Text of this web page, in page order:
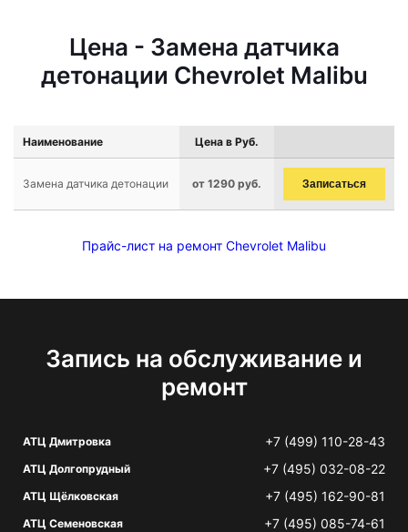
Цена - Замена датчика
детонации Chevrolet Malibu
Наименование Цена в Руб.
Замена датчика детонации от 1290 руб. Записаться
Прайс-лист на ремонт Chevrolet Malibu
Запись на обслуживание и
ремонт
АТЦ Дмитровка +7 (499) 110-28-43
АТЦ Долгопрудный +7 (495) 032-08-22
АТЦ Щёлковская +7 (495) 162-90-81
АТЦ Семеновская +7 (495) 085-74-61